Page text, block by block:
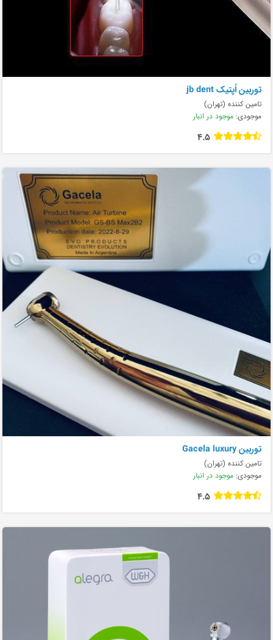
توربین اُپتیک jb dent
تامین کننده (تهران)
موجودی: موجود در انبار
4.5
توربین Gacela luxury
تامین کننده (تهران)
موجودی: موجود در انبار
4.5